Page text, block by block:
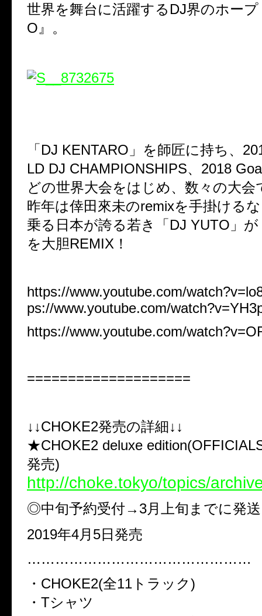
世界を舞台に活躍するDJ界のホープ
O』。
「DJ KENTARO」を師匠に持ち、
LD DJ CHAMPIONSHIPS、2018
どの世界大会をはじめ、数々の大会
昨年は倖田來未のremixを手掛ける
乗る日本が誇る若き「DJ YUTO」
を大胆REMIX！
https://www.youtube.com/
ps://www.youtube.com/
https://www.youtube.com/
====================
↓↓CHOKE2発売の詳細↓↓
★CHOKE2 deluxe
発売)
http://choke.tokyo/topics/
◎中旬予約受付→3月上旬までに発送
2019年4月5日発売
…………………………………………
・CHOKE2(全11トラック)
・Tシャツ